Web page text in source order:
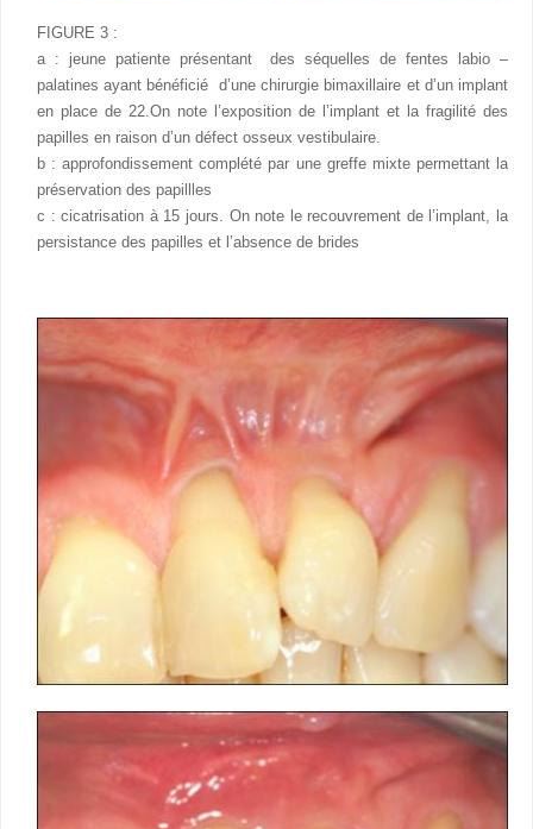
FIGURE 3 :
a : jeune patiente présentant des séquelles de fentes labio –
palatines ayant bénéficié d’une chirurgie bimaxillaire et d’un implant
en place de 22.On note l’exposition de l’implant et la fragilité des
papilles en raison d’un défect osseux vestibulaire.
b : approfondissement complété par une greffe mixte permettant la
préservation des papillles
c : cicatrisation à 15 jours. On note le recouvrement de l’implant, la
persistance des papilles et l’absence de brides